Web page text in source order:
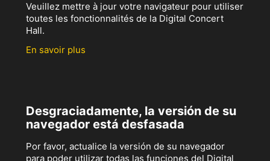
Veuillez mettre à jour votre navigateur pour utiliser
toutes les fonctionnalités de la Digital Concert
Hall.
En savoir plus
Desgraciadamente, la versión de su
navegador está desfasada
Por favor, actualice la versión de su navegador
para poder utilizar todas las funciones del Digital